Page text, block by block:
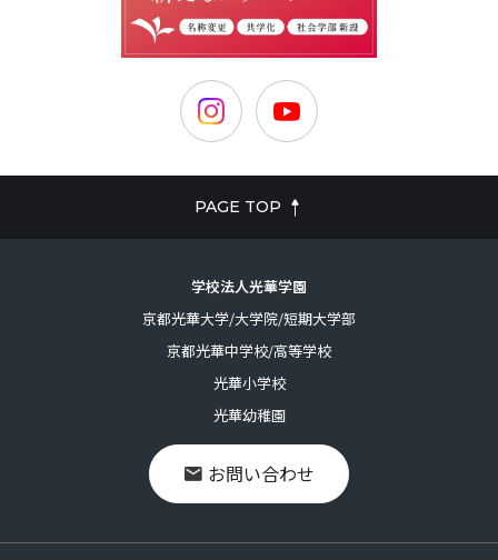
PAGE TOP
学校法人光華学園
京都光華大学/大学院/短期大学部
京都光華中学校/高等学校
光華小学校
光華幼稚園
お問い合わせ